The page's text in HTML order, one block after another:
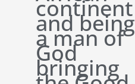
continent
and being
a man of
God
bringing